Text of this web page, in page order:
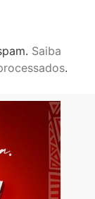
Saiba
.